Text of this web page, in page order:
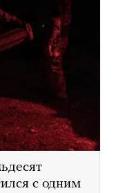
с одним